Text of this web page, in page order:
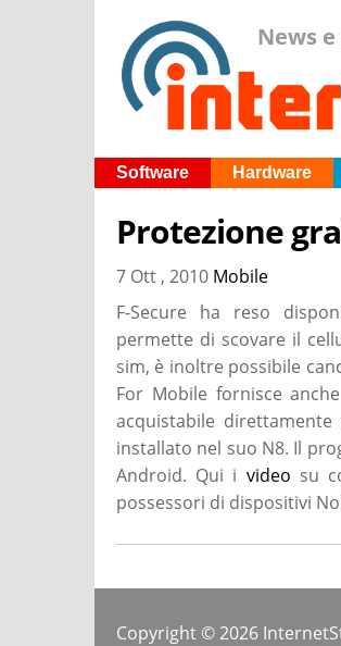
News
Software Hardware
Protezione
7 Ott , 2010 Mobile
F-Secure ha reso
permette di scovare il
sim, è inoltre possibile
For Mobile fornisce
acquistabile
installato nel suo N8. Il
Android. Qui i video su
possessori di dispositivi
Copyright © 2026